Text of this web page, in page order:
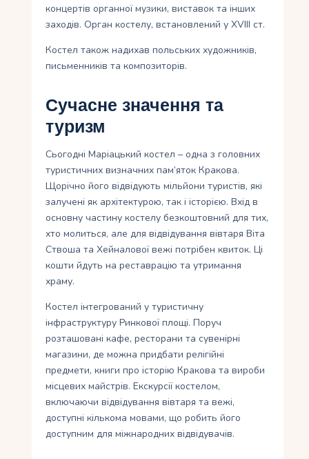
концертів органної музики, виставок та інших
заходів. Орган костелу, встановлений у XVIII ст.
Костел також надихав польських художників,
письменників та композиторів.
Сучасне значення та
туризм
Сьогодні Маріацький костел – одна з головних
туристичних визначних пам’яток Кракова.
Щорічно його відвідують мільйони туристів, які
залучені як архітектурою, так і історією. Вхід в
основну частину костелу безкоштовний для тих,
хто молиться, але для відвідування вівтаря Віта
Ствоша та Хейналової вежі потрібен квиток. Ці
кошти йдуть на реставрацію та утримання
храму.
Костел інтегрований у туристичну
інфраструктуру Ринкової площі. Поруч
розташовані кафе, ресторани та сувенірні
магазини, де можна придбати релігійні
предмети, книги про історію Кракова та вироби
місцевих майстрів. Екскурсії костелом,
включаючи відвідування вівтаря та вежі,
доступні кількома мовами, що робить його
доступним для міжнародних відвідувачів.